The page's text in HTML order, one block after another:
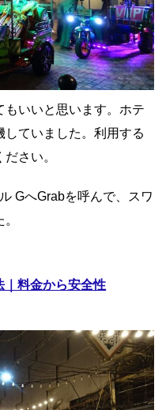
いいと思います。ホテ
ていました。利用する
さい。
GへGrabを呼んで、スワ
｜料金から安全性